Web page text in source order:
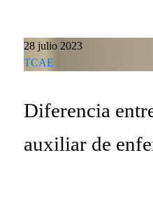
28 julio 2023
TCAE
Diferencia
auxiliar de